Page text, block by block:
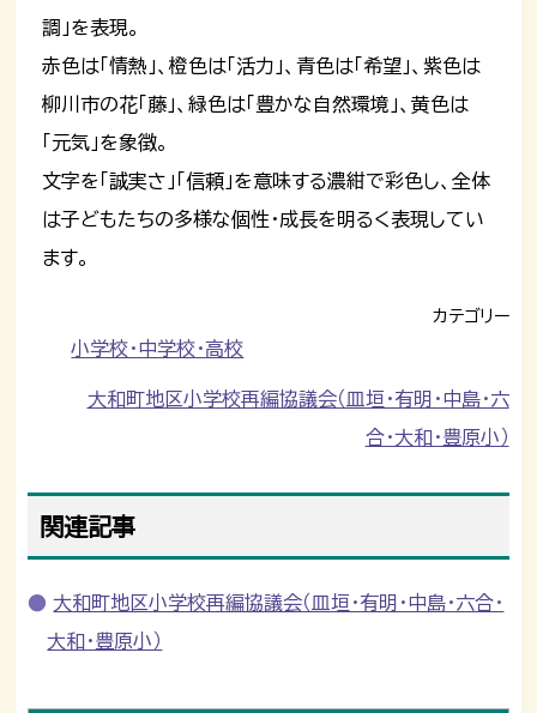
調」を表現。
赤色は「情熱」、橙色は「活力」、青色は「希望」、紫色は
柳川市の花「藤」、緑色は「豊かな自然環境」、黄色は
「元気」を象徴。
文字を「誠実さ」「信頼」を意味する濃紺で彩色し、全体
は子どもたちの多様な個性・成長を明るく表現してい
ます。
カテゴリー
小学校・中学校・高校
大和町地区小学校再編協議会（皿垣・有明・中島・六
合・大和・豊原小）
関連記事
大和町地区小学校再編協議会（皿垣・有明・中島・六合・
大和・豊原小）